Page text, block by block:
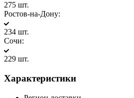
275 шт.
Ростов-на-Дону:
234 шт.
Сочи:
229 шт.
Характеристики